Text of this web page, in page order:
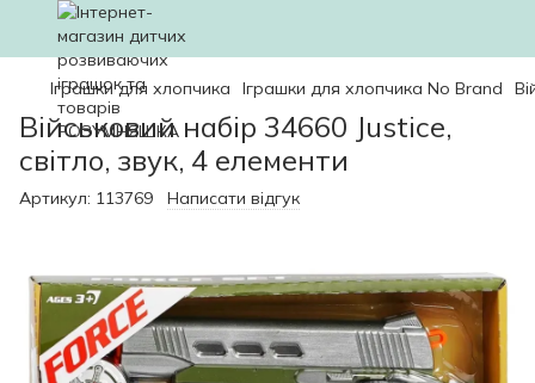
Іграшки для хлопчика Іграшки для хлопчика No Brand
Військовий набір 34660 Justice,
світло, звук, 4 елементи
Артикул: 113769 Написати відгук